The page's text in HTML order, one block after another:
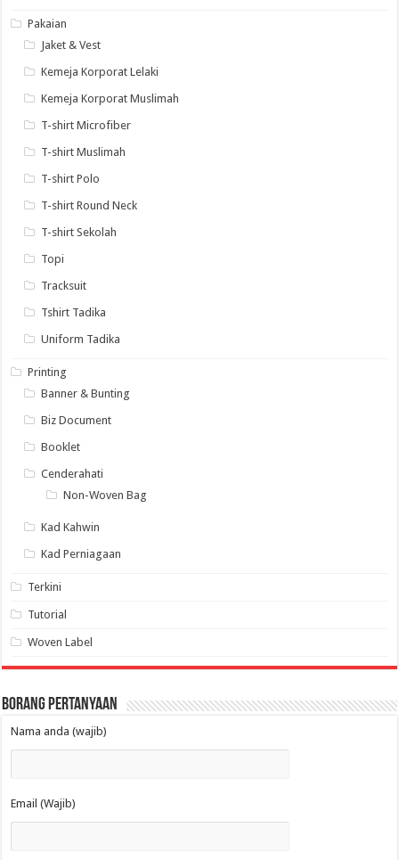
Pakaian
Jaket & Vest
Kemeja Korporat Lelaki
Kemeja Korporat Muslimah
T-shirt Microfiber
T-shirt Muslimah
T-shirt Polo
T-shirt Round Neck
T-shirt Sekolah
Topi
Tracksuit
Tshirt Tadika
Uniform Tadika
Printing
Banner & Bunting
Biz Document
Booklet
Cenderahati
Non-Woven Bag
Kad Kahwin
Kad Perniagaan
Terkini
Tutorial
Woven Label
Borang Pertanyaan
Nama anda (wajib)
Email (Wajib)